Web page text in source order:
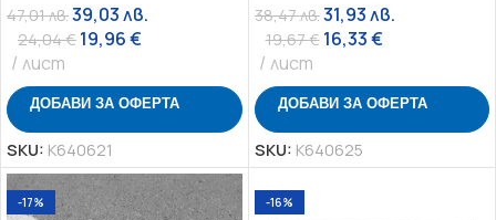
47,01лв.39,03лв.
24,04€ 19,96€
лист
ДОБАВИ ЗА ОФЕРТА
SKU: K640621
38,47лв.31,93лв.
19,67€ 16,33€
лист
ДОБАВИ ЗА ОФЕРТА
SKU: K640625
-17% -16%